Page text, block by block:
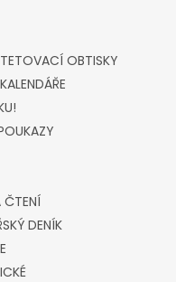
OBTISKY
ČTENÍ
DENÍK